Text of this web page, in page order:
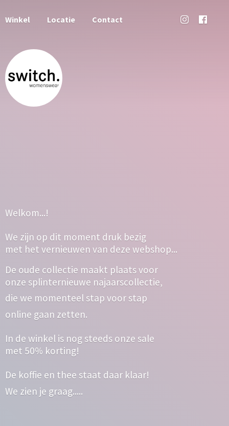
Winkel Locatie Contact
Welkom...!
We zijn op dit moment druk bezig
met het vernieuwen van deze webshop...
De oude collectie maakt plaats voor
onze splinternieuwe najaarscollectie,
die we momenteel stap voor stap
online gaan zetten.
In de winkel is nog steeds onze sale
met 50% korting!
De koffie en thee staat daar klaar!
We zien je graag.....